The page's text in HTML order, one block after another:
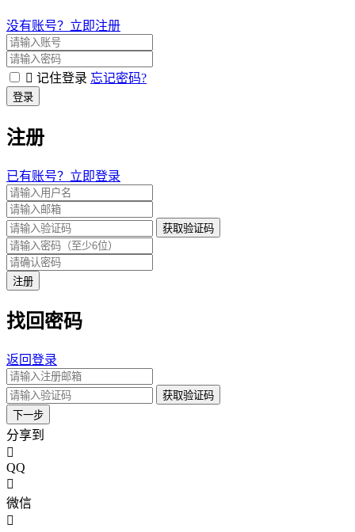
没有账号？立即注册
记住登录 忘记密码?
登录
注册
已有账号？立即登录
获取验证码
注册
找回密码
返回登录
获取验证码
下一步
分享到
QQ
微信